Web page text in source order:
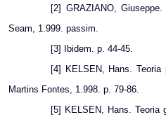
[2] GRAZIANO,
Seam, 1.999. passim.
[3] Ibidem. p. 44-45.
[4] KELSEN, Hans.
Martins Fontes, 1.998. p. 79-86.
[5] KELSEN, Hans. Teoria